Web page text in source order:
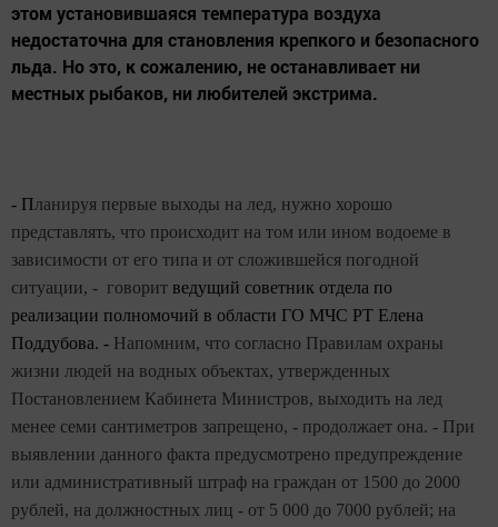
этом установившаяся температура воздуха
недостаточна для становления крепкого и безопасного
льда. Но это, к сожалению, не останавливает ни
местных рыбаков, ни любителей экстрима.
- Планируя первые выходы на лед, нужно хорошо
представлять, что происходит на том или ином водоеме в
зависимости от его типа и от сложившейся погодной
ситуации, - говорит ведущий советник отдела по
реализации полномочий в области ГО МЧС РТ Елена
Поддубова. - Напомним, что согласно Правилам охраны
жизни людей на водных объектах, утвержденных
Постановлением Кабинета Министров, выходить на лед
менее семи сантиметров запрещено, - продолжает она. - При
выявлении данного факта предусмотрено предупреждение
или административный штраф на граждан от 1500 до 2000
рублей, на должностных лиц - от 5 000 до 7000 рублей; на